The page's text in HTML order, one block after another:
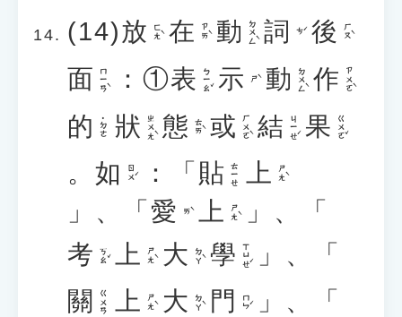
(14)放 ㄈㄤˋ 在 ㄗㄞˋ 動 ㄉㄨㄥˋ 詞 ㄘˊ 後 ㄏㄡˋ
面 ㄇㄧㄢˋ ：①表 ㄅㄧㄠˇ 示 ㄕˋ 動 ㄉㄨㄥˋ 作 ㄗㄨㄛˋ
的 ˙ㄉㄜ 狀 ㄓㄨㄤˋ 態 ㄊㄞˋ 或 ㄏㄨㄛˋ 結 ㄐㄧㄝˊ 果 ㄍㄨㄛˇ
。 如 ㄖㄨˊ ：「 貼 ㄊㄧㄝ 上 ㄕㄤˋ
」、「 愛 ㄞˋ 上 ㄕㄤˋ
」、「
考 ㄎㄠˇ 上 ㄕㄤˋ 大 ㄉㄚˋ 學 ㄒㄩㄝˊ
」、「
關 ㄍㄨㄢ 上 ㄕㄤˋ 大 ㄉㄚˋ 門 ㄇㄣˊ
」、「